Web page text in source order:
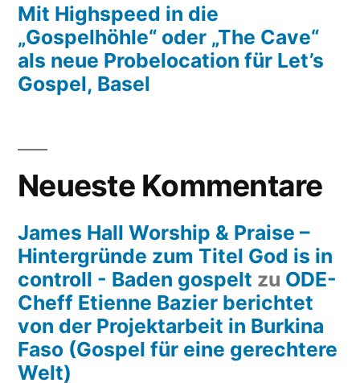
Mit Highspeed in die
„Gospelhöhle“ oder „The Cave“
als neue Probelocation für Let’s
Gospel, Basel
Neueste Kommentare
James Hall Worship & Praise –
Hintergründe zum Titel God is in
controll - Baden gospelt zu ODE-
Cheff Etienne Bazier berichtet
von der Projektarbeit in Burkina
Faso (Gospel für eine gerechtere
Welt)